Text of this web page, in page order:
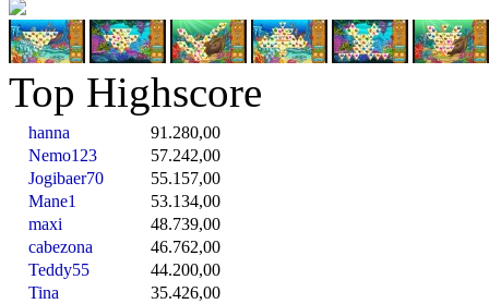
Top Highscore
hanna
91.280,00
Nemo123
57.242,00
Jogibaer70
55.157,00
Mane1
53.134,00
maxi
48.739,00
cabezona
46.762,00
Teddy55
44.200,00
Tina
35.426,00